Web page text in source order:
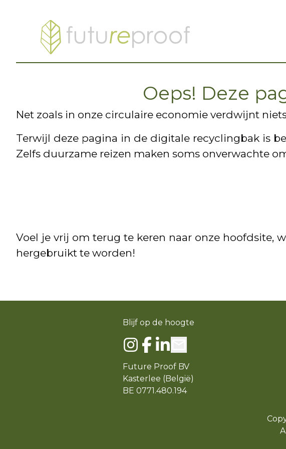
Oeps! Deze
Net zoals in onze circulaire economie verdwijnt
Terwijl deze pagina in de digitale recyclingbak is
Zelfs duurzame reizen maken soms onverwachte
Voel je vrij om terug te keren naar onze hoofdsite,
hergebruikt te worden!
Blijf op de hoogte
Future Proof BV
Kasterlee (België)
BE 0771.480.194